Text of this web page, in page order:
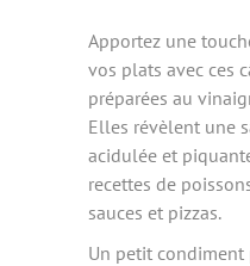
Apportez une
vos plats avec ces
préparées au
Elles révèlent une
acidulée et
recettes de
sauces et pizzas.
Un petit condiment